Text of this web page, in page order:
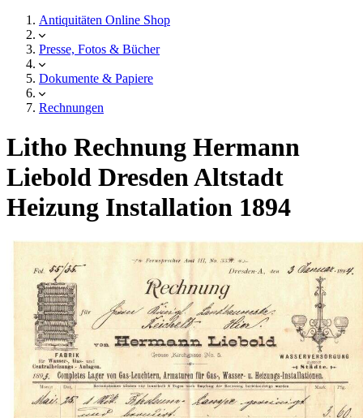
Antiquitäten Online Shop
Presse, Fotos & Bücher
Dokumente & Papiere
Rechnungen
Litho Rechnung Hermann
Liebold Dresden Altstadt
Heizung Installation 1894